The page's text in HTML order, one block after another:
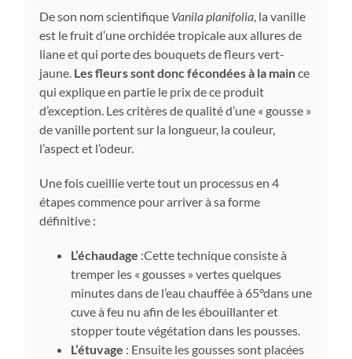
De son nom scientifique Vanila planifolia, la vanille
est le fruit d’une orchidée tropicale aux allures de
liane et qui porte des bouquets de fleurs vert-
jaune. Les fleurs sont donc fécondées à la maince
qui explique en partie le prix de ce produit
d’exception. Les critères de qualité d’une « gousse »
de vanille portent sur la longueur, la couleur,
l’aspect et l’odeur.
Une fois cueillie verte tout un processus en 4
étapes commence pour arriver à sa forme
définitive :
L’échaudage :Cette technique consiste à
tremper les « gousses » vertes quelques
minutes dans de l’eau chauffée à 65°dans une
cuve à feu nu afin de les ébouillanter et
stopper toute végétation dans les pousses.
L’étuvage : Ensuite les gousses sont placées